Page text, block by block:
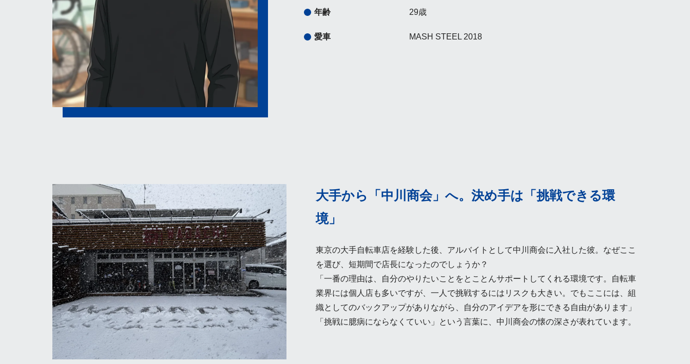
年齢 29歳
愛車 MASH STEEL 2018
大手から「中川商会」へ。決め手は「挑戦できる環
境」
東京の大手自転車店を経験した後、アルバイトとして中川商会に入社した彼。なぜここ
を選び、短期間で店長になったのでしょうか？
「一番の理由は、自分のやりたいことをとことんサポートしてくれる環境です。自転車
業界には個人店も多いですが、一人で挑戦するにはリスクも大きい。でもここには、組
織としてのバックアップがありながら、自分のアイデアを形にできる自由があります」
「挑戦に臆病にならなくていい」という言葉に、中川商会の懐の深さが表れています。